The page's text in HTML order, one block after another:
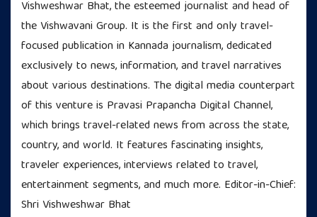
Vishweshwar Bhat, the esteemed journalist and head of
the Vishwavani Group. It is the first and only travel-
focused publication in Kannada journalism, dedicated
exclusively to news, information, and travel narratives
about various destinations. The digital media counterpart
of this venture is Pravasi Prapancha Digital Channel,
which brings travel-related news from across the state,
country, and world. It features fascinating insights,
traveler experiences, interviews related to travel,
entertainment segments, and much more. Editor-in-Chief:
Shri Vishweshwar Bhat